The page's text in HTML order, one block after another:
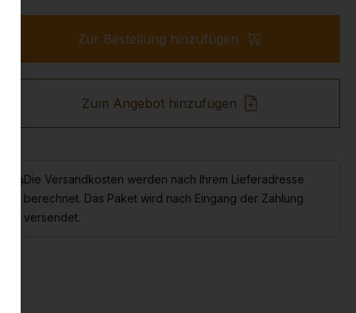
Zur Bestellung hinzufügen
Zum Angebot hinzufügen
Die Versandkosten werden nach Ihrem Lieferadresse
berechnet. Das Paket wird nach Eingang der Zahlung
versendet.